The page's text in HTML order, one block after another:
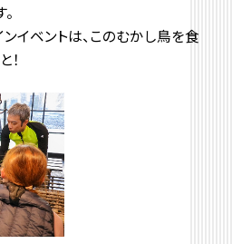
イベントは、このむかし鳥を食
！